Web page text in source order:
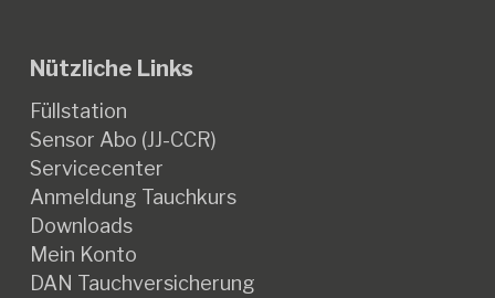
Nützliche Links
Füllstation
Sensor Abo (JJ-CCR)
Servicecenter
Anmeldung Tauchkurs
Downloads
Mein Konto
DAN Tauchversicherung